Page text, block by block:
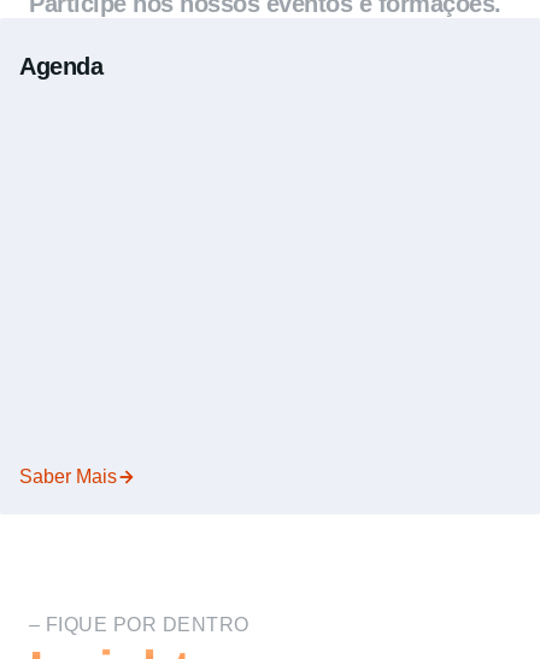
Agenda
Saber Mais
– FIQUE POR DENTRO